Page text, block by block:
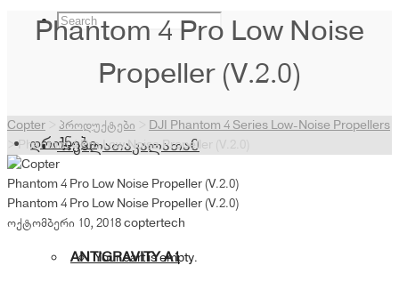
კალათაკალათა0
Your cart is empty.
დრონები
ANTIGRAVITY A1
Phantom 4 Pro Low Noise
Propeller (V.2.0)
Copter პროდუქტები
DJI Phantom 4 Series Low-Noise Propellers
>Phantom 4 Pro Low Noise Propeller (V.2.0)
Phantom 4 Pro Low Noise Propeller (V.2.0)
Phantom 4 Pro Low Noise Propeller (V.2.0)
ოქტომბერი 10, 2018coptertech